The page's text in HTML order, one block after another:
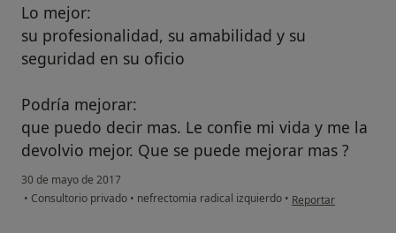
Lo mejor:
su profesionalidad, su amabilidad y su
seguridad en su oficio
Podría mejorar:
que puedo decir mas. Le confie mi vida y me la
devolvio mejor. Que se puede mejorar mas ?
30 de mayo de 2017
• Consultorio privado • nefrectomia radical izquierdo • en opinión del
Reportar